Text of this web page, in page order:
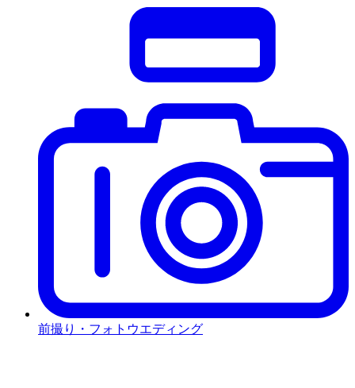
前撮り・フォトウエディング